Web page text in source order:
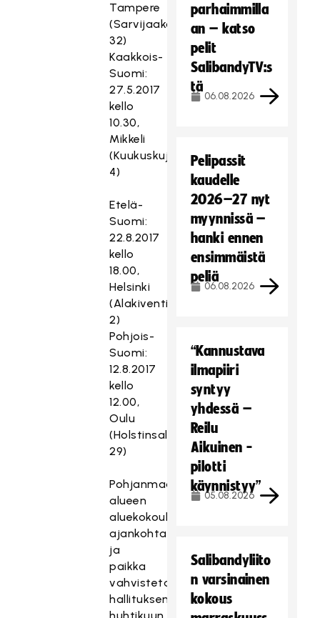
Tampere
(Sarvijaakonkatu
32)
Kaakkois-
Suomi:
27.5.2017
kello
10.30,
Mikkeli
(Kuukuskuja
4)
Etelä-
Suomi:
22.8.2017
kello
18.00,
Helsinki
(Alakiventie
2)
Pohjois-
Suomi:
12.8.2017
kello
12.00,
Oulu
(Holstinsalmentie
29)
Pohjanmaan
alueen
aluekokouksen
ajankohta
ja
paikka
vahvistetaan
hallituksen
parhaimmilla
an – katso
pelit
SalibandyTV:s
tä
06.08.2026
Pelipassit
kaudelle
2026–27 nyt
myynnissä –
hanki ennen
ensimmäistä
peliä
06.08.2026
“Kannustava
ilmapiiri
syntyy
yhdessä –
Reilu
Aikuinen -
pilotti
käynnistyy”
05.08.2026
Salibandyliito
n varsinainen
kokous